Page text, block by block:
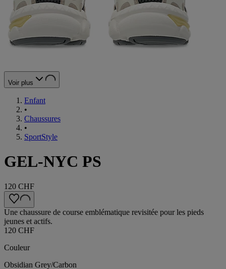
Voir plus
Enfant
•
Chaussures
•
SportStyle
GEL-NYC PS
120 CHF
Une chaussure de course emblématique revisitée pour les pieds
jeunes et actifs.
120 CHF
Couleur
Obsidian Grey/Carbon